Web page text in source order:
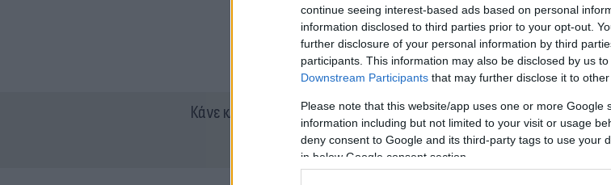
continue seeing interest-based ads based on personal
information disclosed to third parties prior to your opt-out.
further disclosure of your personal information by third
participants. This information may also be disclosed by us
Downstream Participants that may further disclose it to other
Please note that this website/app uses one or more Google
information including but not limited to your visit or usage
deny consent to Google and its third-party tags to use your
in below Google consent section.
Κάνε κλικ και δες περισσότεροFlash.grστην αναζήτηση της